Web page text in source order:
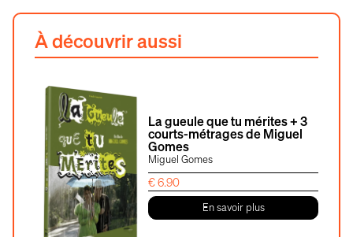
À découvrir aussi
La gueule que tu mérites + 3
courts-métrages de Miguel
Gomes
Miguel Gomes
€6.90
En savoir plus